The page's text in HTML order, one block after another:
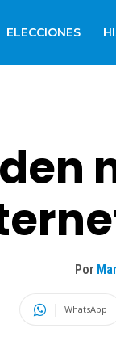
ELECCIONES
Por
WhatsApp